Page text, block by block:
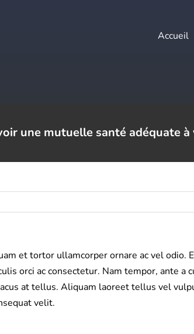
Accueil
une mutuelle santé adéquate à
et tortor ullamcorper ornare ac vel odio.
orci ac consectetur. Nam tempor, ante a
at tellus. Aliquam laoreet tellus vel
velit.